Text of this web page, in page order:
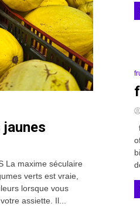
La maxime séculaire
verts est vraie,
lorsque vous
assiette. Il...